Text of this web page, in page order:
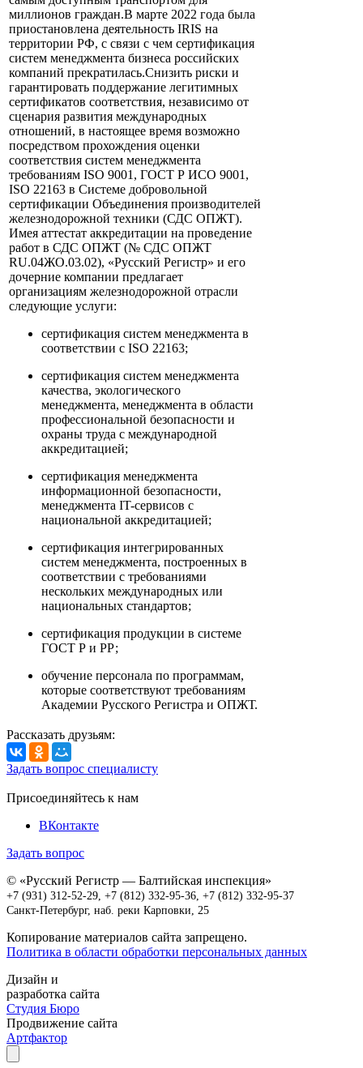
миллионов граждан.В марте 2022 года была
приостановлена деятельность IRIS на
территории РФ, с связи с чем сертификация
систем менеджмента бизнеса российских
компаний прекратилась.Снизить риски и
гарантировать поддержание легитимных
сертификатов соответствия, независимо от
сценария развития международных
отношений, в настоящее время возможно
посредством прохождения оценки
соответствия систем менеджмента
требованиям ISO 9001, ГОСТ Р ИСО 9001,
ISO 22163 в Системе добровольной
сертификации Объединения производителей
железнодорожной техники (СДС ОПЖТ).
Имея аттестат аккредитации на проведение
работ в СДС ОПЖТ (№ СДС ОПЖТ
RU.04ЖО.03.02), «Русский Регистр» и его
дочерние компании предлагает
организациям железнодорожной отрасли
следующие услуги:
сертификация систем менеджмента в
соответствии с ISO 22163;
сертификация систем менеджмента
качества, экологического
менеджмента, менеджмента в области
профессиональной безопасности и
охраны труда с международной
аккредитацией;
сертификация менеджмента
информационной безопасности,
менеджмента IT-сервисов с
национальной аккредитацией;
сертификация интегрированных
систем менеджмента, построенных в
соответствии с требованиями
нескольких международных или
национальных стандартов;
сертификация продукции в системе
ГОСТ Р и РР;
обучение персонала по программам,
которые соответствуют требованиям
Академии Русского Регистра и ОПЖТ.
Рассказать друзьям:
Задать вопрос специалисту
Присоединяйтесь к нам
ВКонтакте
Задать вопрос
© «Русский Регистр — Балтийская инспекция»
+7 (931) 312-52-29 +7 (812) 332-95-36, +7 (812) 332-95-37
Санкт-Петербург, наб. реки Карповки, 25
Копирование материалов сайта запрещено.
Политика в области обработки персональных данных
Дизайн и
разработка сайта
Студия Бюро
Продвижение сайта
Артфактор